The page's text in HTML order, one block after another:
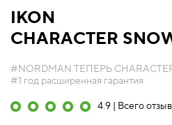
IKON
CHARACTER
#NORDMAN ТЕПЕРЬ
#1 год расширенная гарантия
4.9 | Всего